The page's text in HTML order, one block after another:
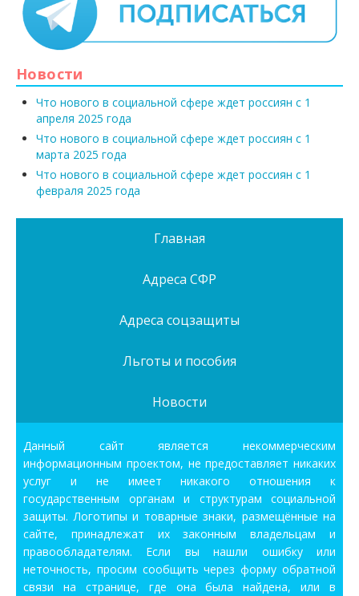
Новости
Что нового в социальной сфере ждет россиян с 1
апреля 2025 года
Что нового в социальной сфере ждет россиян с 1
марта 2025 года
Что нового в социальной сфере ждет россиян с 1
февраля 2025 года
Главная
Адреса СФР
Адреса соцзащиты
Льготы и пособия
Новости
Данный сайт является некоммерческим
информационным проектом, не предоставляет никаких
услуг и не имеет никакого отношения к
государственным органам и структурам социальной
защиты. Логотипы и товарные знаки, размещённые на
сайте, принадлежат их законным владельцам и
правообладателям. Если вы нашли ошибку или
неточность, просим сообщить через форму обратной
связи на странице, где она была найдена, или в